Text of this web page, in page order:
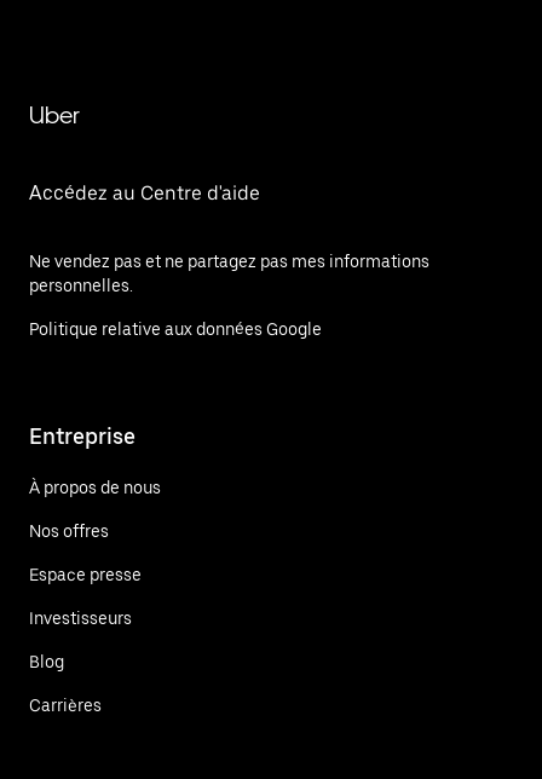
Uber
Accédez au Centre d'aide
Ne vendez pas et ne partagez pas mes informations
personnelles.
Politique relative aux données Google
Entreprise
À propos de nous
Nos offres
Espace presse
Investisseurs
Blog
Carrières